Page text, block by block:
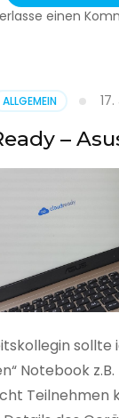
einen
ALLGEMEIN
–
Notebook
Teilnehmen